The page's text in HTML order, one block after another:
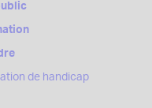
de handicap